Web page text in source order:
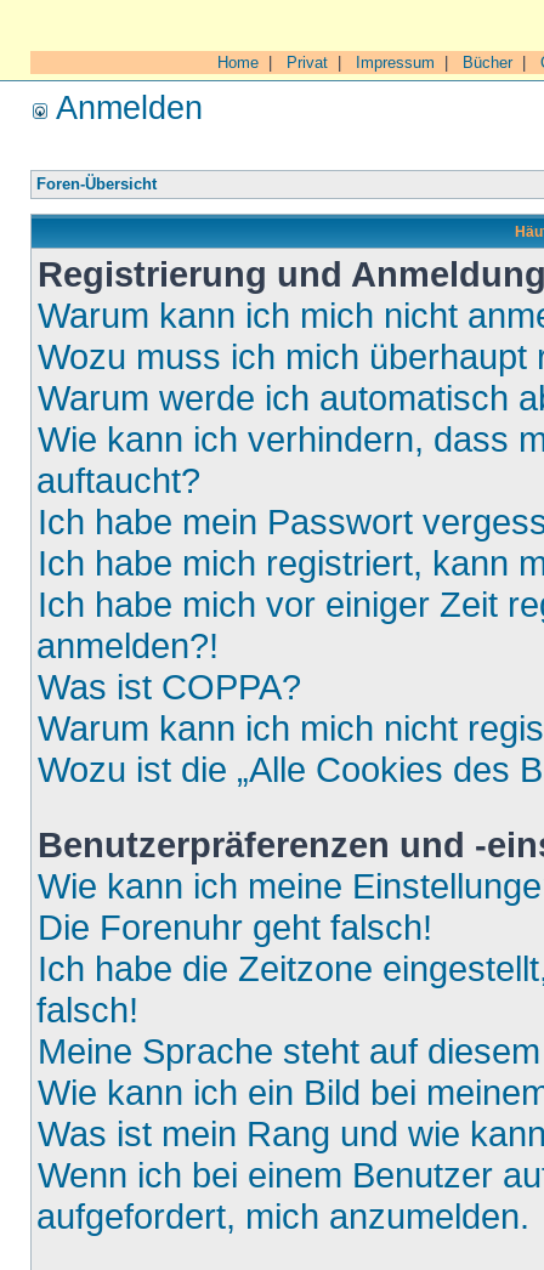
Home Privat Impressum Bücher|
Anmelden
Foren-Übersicht
Registrierung und
Warum kann ich mich nicht
Wozu muss ich mich überhaupt
Warum werde ich automatisch
Wie kann ich verhindern, dass
auftaucht?
Ich habe mein Passwort
Ich habe mich registriert, kann
Ich habe mich vor einiger Zeit
anmelden?!
Was ist COPPA?
Warum kann ich mich nicht
Wozu ist die „Alle Cookies des
Benutzerpräferenzen und -
Wie kann ich meine
Die Forenuhr geht falsch!
Ich habe die Zeitzone
falsch!
Meine Sprache steht auf
Wie kann ich ein Bild bei
Was ist mein Rang und wie
Wenn ich bei einem Benutzer
aufgefordert, mich anzumelden.